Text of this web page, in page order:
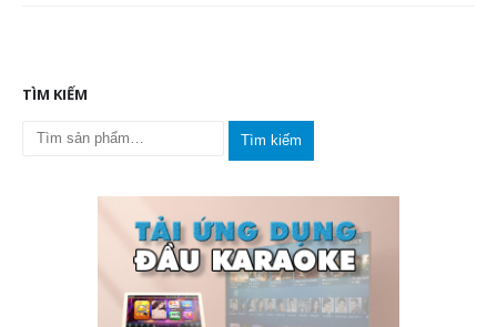
TÌM KIẾM
Tìm kiếm